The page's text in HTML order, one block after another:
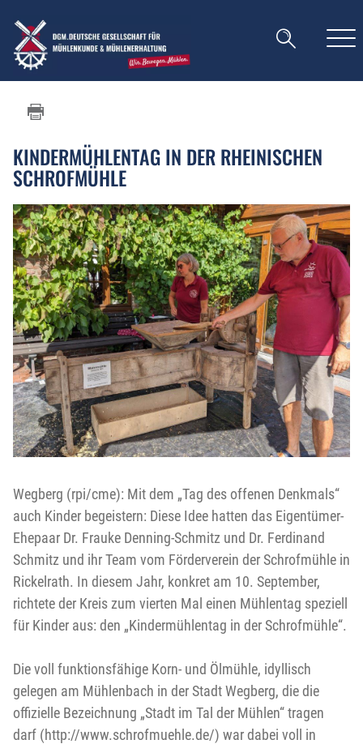
KINDERMÜHLENTAG IN DER RHEINISCHEN
SCHROFMÜHLE
Wegberg (rpi/cme): Mit dem „Tag des offenen Denkmals“
auch Kinder begeistern: Diese Idee hatten das Eigentümer-
Ehepaar Dr. Frauke Denning-Schmitz und Dr. Ferdinand
Schmitz und ihr Team vom Förderverein der Schrofmühle in
Rickelrath. In diesem Jahr, konkret am 10. September,
richtete der Kreis zum vierten Mal einen Mühlentag speziell
für Kinder aus: den „Kindermühlentag in der Schrofmühle“.
Die voll funktionsfähige Korn- und Ölmühle, idyllisch
gelegen am Mühlenbach in der Stadt Wegberg, die die
offizielle Bezeichnung „Stadt im Tal der Mühlen“ tragen
darf (http://www.schrofmuehle.de/) war dabei voll in